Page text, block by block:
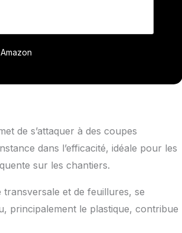
de s’attaquer à des coupes
dans l’efficacité, idéale pour les
sur les chantiers.
et de feuillures, se
principalement le plastique, contribue